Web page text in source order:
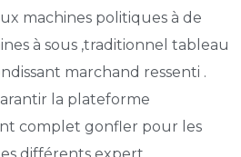
machines politiques à de
à sous ,traditionnel tableau
marchand ressenti .
la plateforme
complet gonfler pour les
différents expert